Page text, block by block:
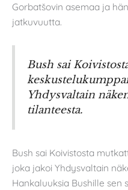
Gorbatšovin asemaa ja
jatkuvuutta.
Bush sai
Yhdysvaltain
tilanteesta.
Bush sai Koivistosta
joka jakoi Yhdysvaltain
Hankaluuksia Bushille sen